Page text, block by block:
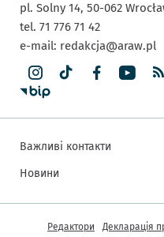
pl. Solny 14, 50-062
tel. 71 776 71 42
e-mail: redakcja@araw.pl
Важливі контакти
Новини
Інша інформація
Редактори Декларація